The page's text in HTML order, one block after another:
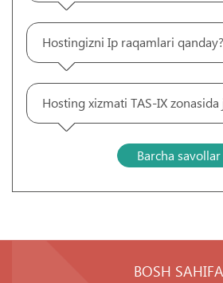
Hostingizni Ip raqamlari qanday?
Hosting xizmati TAS-IX
Barcha savollar
BOSH SAHIFA